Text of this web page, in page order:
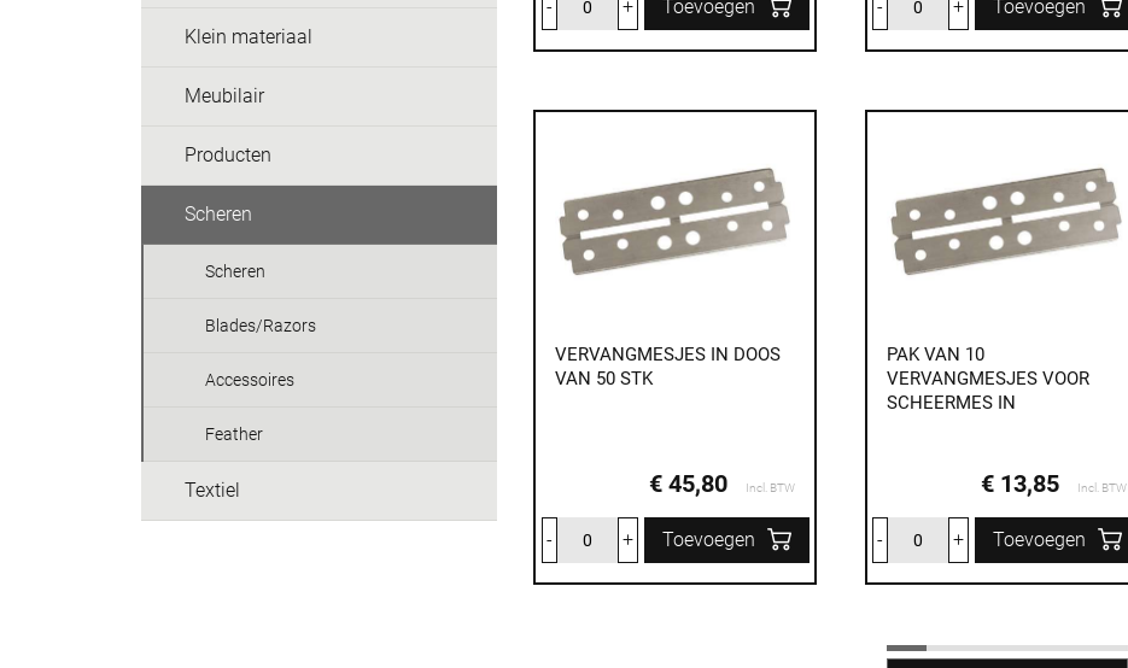
Klein materiaal
Meubilair
Producten
Scheren
Scheren
Blades/Razors
Accessoires
Feather
Textiel
- + Toevoegen - + Toevoegen
VERVANGMESJES IN DOOS
VAN 50 STK
€ 45,80 Incl. BTW
- + Toevoegen
PAK VAN 10
VERVANGMESJES VOOR
SCHEERMES IN
€ 13,85 Incl. BTW
- + Toevoegen